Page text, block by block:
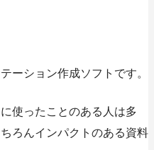
ーション作成ソフト です。
使ったことのある人は多
ろんインパクトのある資料